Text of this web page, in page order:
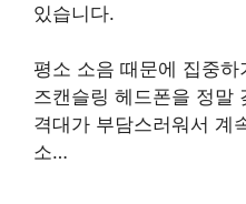
있습니다.
평소 소음 때문에 집중
즈캔슬링 헤드폰을 정말
격대가 부담스러워서 계
소…